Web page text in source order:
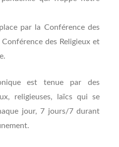
par la Conférence des
des Religieux et
est tenue par des
religieuses, laïcs qui se
jour, 7 jours/7 durant